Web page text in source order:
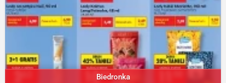
Biedronka